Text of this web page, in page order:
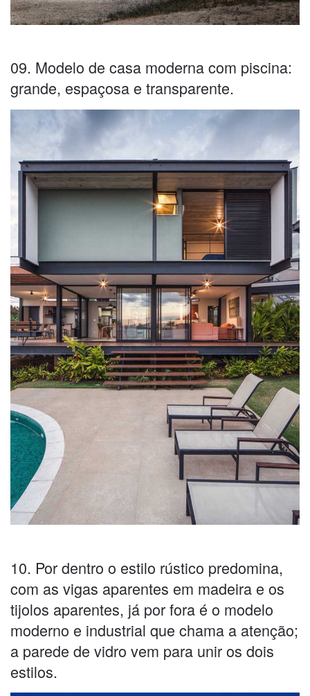
09. Modelo de casa moderna com piscina:
grande, espaçosa e transparente.
10. Por dentro o estilo rústico predomina,
com as vigas aparentes em madeira e os
tijolos aparentes, já por fora é o modelo
moderno e industrial que chama a atenção;
a parede de vidro vem para unir os dois
estilos.